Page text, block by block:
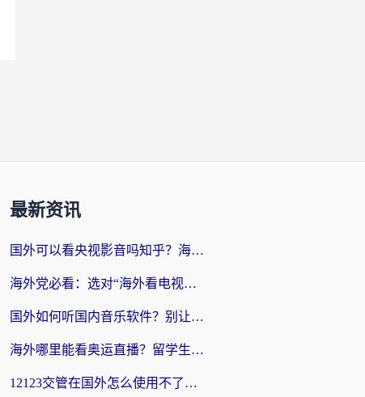
最新资讯
国外可以看央视影音吗知乎？海外党亲测有效的回国加速方案
海外党必看：选对“海外看电视剧软件”，再也不用愁国内剧刷不了
国外如何听国内音乐软件？别让地域限制，断了你的中文歌单
海外哪里能看奥运直播？留学生&海外华人必看的体育赛事观赛终极指南
12123交管在国外怎么使用不了？海外华人必看的无缝访问国内资源指南